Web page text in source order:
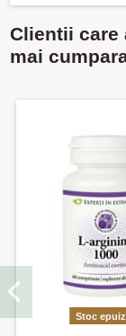
Clientii care
mai
Stoc